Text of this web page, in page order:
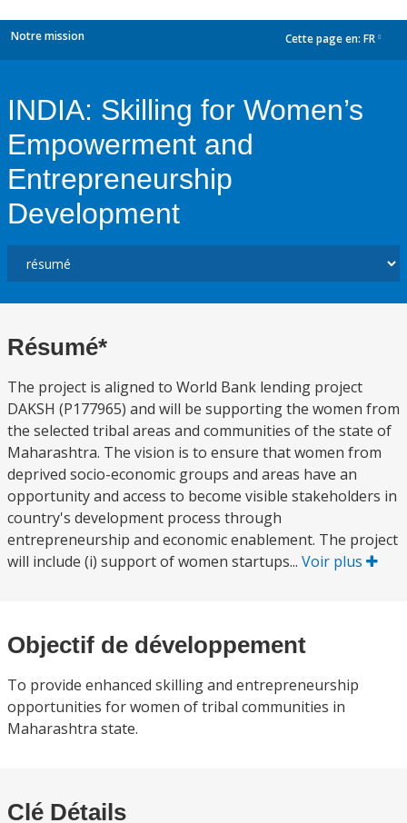
Notre mission Cette page en: FR
INDIA: Skilling for Women’s
Empowerment and
Entrepreneurship
Development
Résumé*
The project is aligned to World Bank lending project
DAKSH (P177965) and will be supporting the women from
the selected tribal areas and communities of the state of
Maharashtra. The vision is to ensure that women from
deprived socio-economic groups and areas have an
opportunity and access to become visible stakeholders in
country's development process through
entrepreneurship and economic enablement. The project
will include (i) support of women startups... Voir plus
Objectif de développement
To provide enhanced skilling and entrepreneurship
opportunities for women of tribal communities in
Maharashtra state.
Clé Détails